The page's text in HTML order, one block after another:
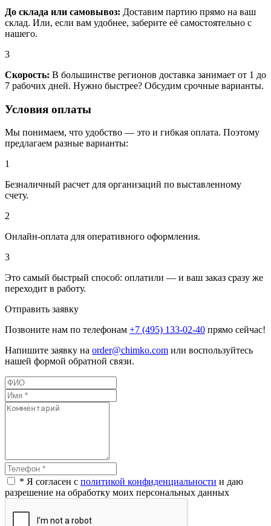
До склада или самовывоз: Доставим партию прямо на ваш
склад. Или, если вам удобнее, заберите её самостоятельно с
нашего.
3
Скорость: В большинстве регионов доставка занимает от 1 до
7 рабочих дней. Нужно быстрее? Обсудим срочные варианты.
Условия оплаты
Мы понимаем, что удобство — это и гибкая оплата. Поэтому
предлагаем разные варианты:
1
Безналичный расчет для организаций по выставленному
счету.
2
Онлайн-оплата для оперативного оформления.
3
Это самый быстрый способ: оплатили — и ваш заказ сразу же
переходит в работу.
Отправить заявку
Позвоните нам по телефонам +7 (495) 133-02-40 прямо сейчас!
Напишите заявку на order@chimko.com или воспользуйтесь
нашей формой обратной связи.
* Я согласен с политикой конфиденциальности и даю
разрешение на обработку моих персональных данных